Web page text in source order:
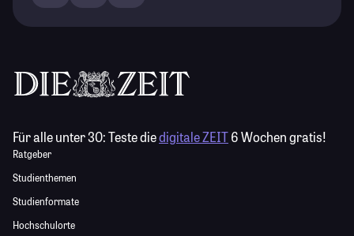
Für alle unter 30:Teste diedigitale ZEIT6 Wochen gratis!
Ratgeber
Studienthemen
Studienformate
Hochschulorte